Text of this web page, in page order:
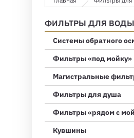
ФИЛЬТРЫ ДЛЯ ВОДЫ
Системы обратного
Фильтры «под мойку»
Магистральные
Фильтры для душа
Фильтры «рядом с
Кувшины